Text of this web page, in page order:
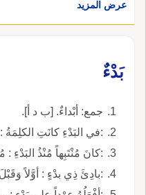
عرض المزيد
بَدْءٌ
جمع: أبْداءٌ. [ب د أ].
:في البَدْءِ كانَتِ
:كانَ مُنْتَبِهاً مُنْذُ البَدْءِ :
:بادِئَ ذِي بدْءٍ : أوَّلاً